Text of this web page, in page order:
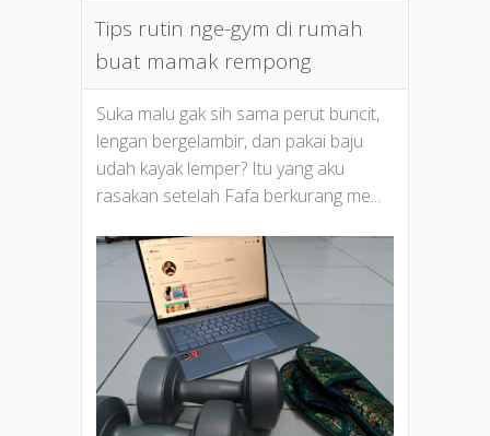
Tips rutin nge-gym di rumah
buat mamak rempong
Suka malu gak sih sama perut buncit,
lengan bergelambir, dan pakai baju
udah kayak lemper? Itu yang aku
rasakan setelah Fafa berkurang me...